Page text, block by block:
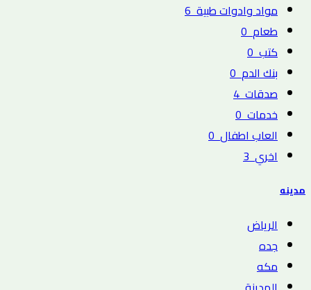
مواد وادوات طبية6
طعام0
كتب0
بنك الدم0
صدقات4
خدمات0
العاب اطفال0
اخري3
مدينه
الرياض
جده
مكه